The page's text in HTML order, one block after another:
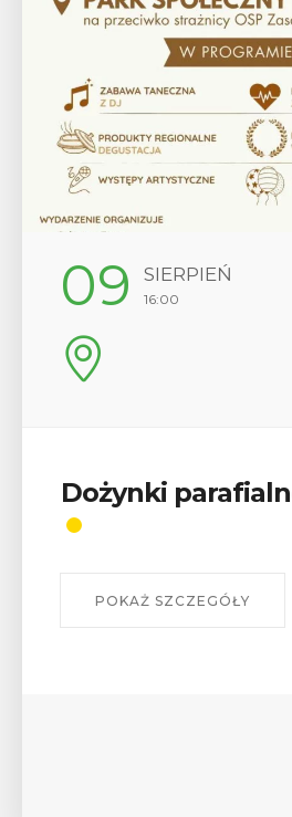
12 SIERPIEŃ
Wykład
W środę 12 sierpnia